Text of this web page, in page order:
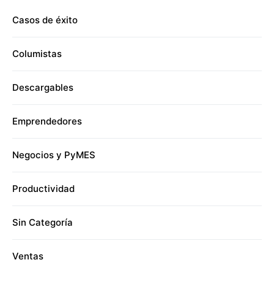
Casos de éxito
Columistas
Descargables
Emprendedores
Negocios y PyMES
Productividad
Sin Categoría
Ventas